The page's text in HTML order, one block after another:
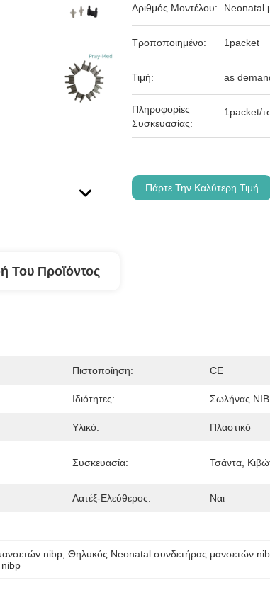
Αριθμός Μοντέλου: Neonatal
Τροποποιημένο: 1packet
Τιμή: as
Πληροφορίες
Συσκευασίας:
1packet/
Πάρτε Την Καλύτερη Τιμή
Του Προϊόντος
Πιστοποίηση: CE
Ιδιότητες: Σωλήνας
Υλικό: Πλαστικό
Συσκευασία: Τσάντα,
Λατέξ-Ελεύθερος: Ναι
nibp, Θηλυκός Neonatal συνδετήρας μανσετών
nibp